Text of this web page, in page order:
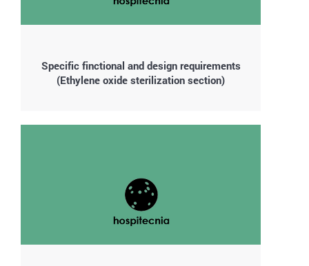
Specific finctional and design requirements
(Ethylene oxide sterilization section)